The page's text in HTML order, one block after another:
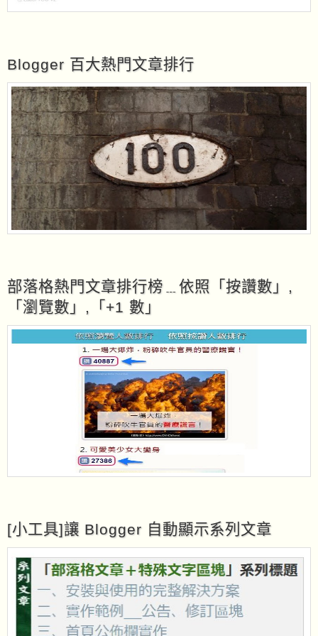
Blogger 百大熱門文章排行
部落格熱門文章排行榜﹍依照「按讚數」,
「瀏覽數」,「+1 數」
[小工具]讓 Blogger 自動顯示系列文章